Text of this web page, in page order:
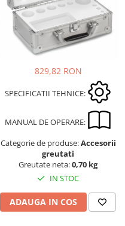
829,82 RON
SPECIFICATII TEHNICE:
MANUAL DE OPERARE:
Categorie de produse:Accesorii
greutati
Greutate neta:0,70 kg
IN STOC
ADAUGA IN COS